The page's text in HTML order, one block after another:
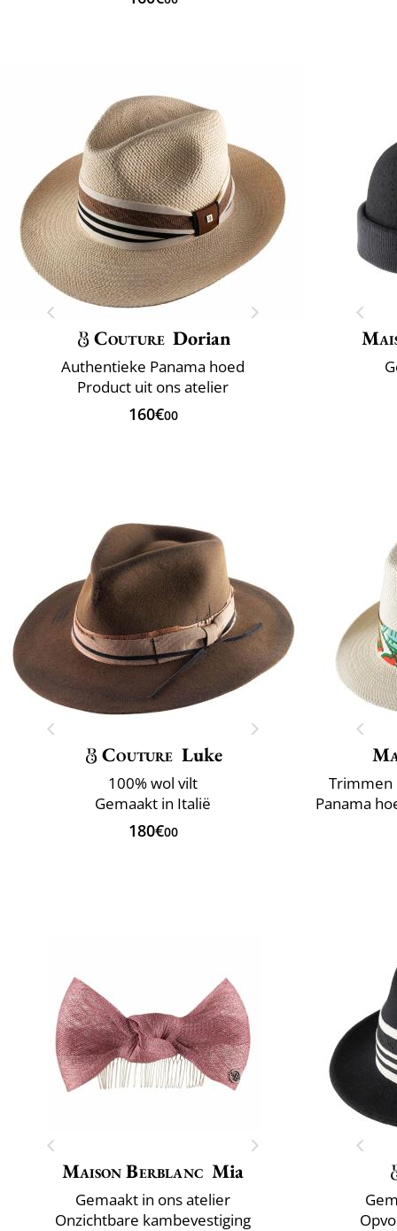
Couture Dorian
Authentieke Panama hoed
Product uit ons atelier
160€00
Couture Luke
100% wol vilt
Gemaakt in Italië
180€00
Trimmen
Maison Berblanc Mia
Gemaakt in ons atelier
Onzichtbare kambevestiging